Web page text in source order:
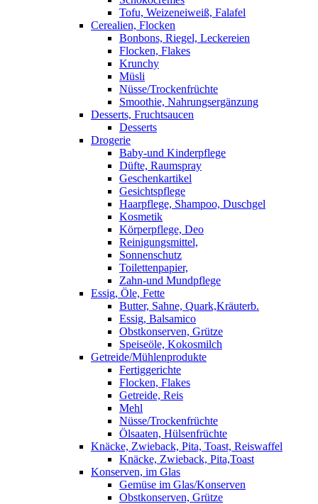
Tofu, Weizeneiweiß, Falafel
Cerealien, Flocken
Bonbons, Riegel, Leckereien
Flocken, Flakes
Krunchy
Müsli
Nüsse/Trockenfrüchte
Smoothie, Nahrungsergänzung
Desserts, Fruchtsaucen
Desserts
Drogerie
Baby-und Kinderpflege
Düfte, Raumspray
Geschenkartikel
Gesichtspflege
Haarpflege, Shampoo, Duschgel
Kosmetik
Körperpflege, Deo
Reinigungsmittel,
Sonnenschutz
Toilettenpapier,
Zahn-und Mundpflege
Essig, Öle, Fette
Butter, Sahne, Quark,Kräuterb.
Essig, Balsamico
Obstkonserven, Grütze
Speiseöle, Kokosmilch
Getreide/Mühlenprodukte
Fertiggerichte
Flocken, Flakes
Getreide, Reis
Mehl
Nüsse/Trockenfrüchte
Ölsaaten, Hülsenfrüchte
Knäcke, Zwieback, Pita, Toast, Reiswaffel
Knäcke, Zwieback, Pita,Toast
Konserven, im Glas
Gemüse im Glas/Konserven
Obstkonserven, Grütze